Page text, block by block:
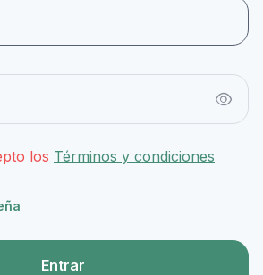
los Términos y condiciones
Entrar